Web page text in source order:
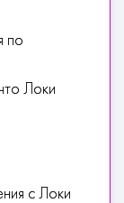
по
Локи
с Локи